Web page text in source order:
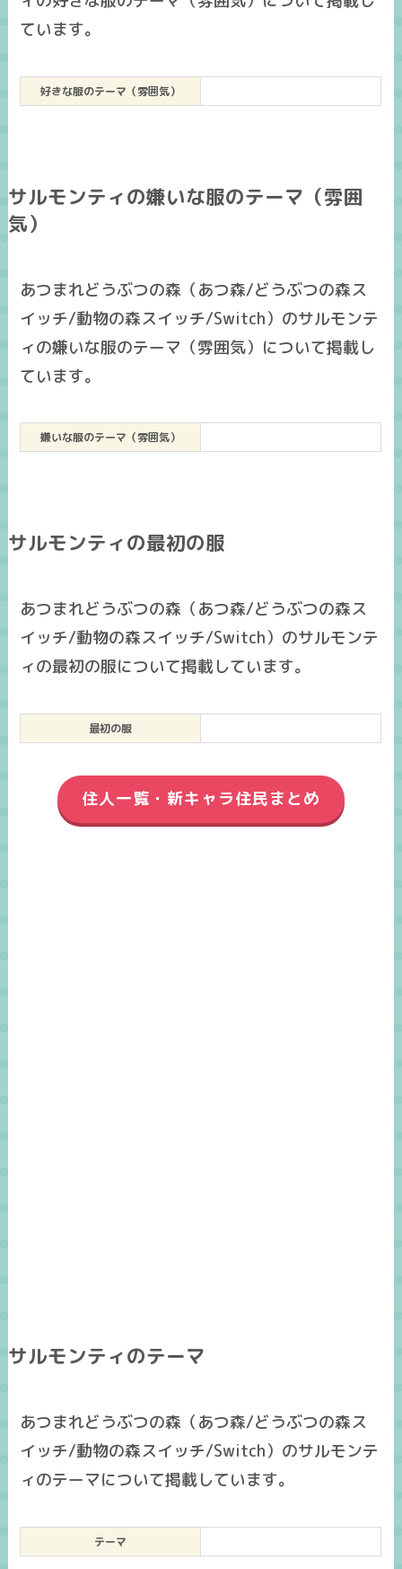
ています。
好きな服のテーマ（雰囲気）
サルモンティの嫌いな服のテーマ（雰囲
気）
あつまれどうぶつの森（あつ森/どうぶつの森ス
イッチ/動物の森スイッチ/Switch）のサルモンテ
ィの嫌いな服のテーマ（雰囲気）について掲載し
ています。
嫌いな服のテーマ（雰囲気）
サルモンティの最初の服
あつまれどうぶつの森（あつ森/どうぶつの森ス
イッチ/動物の森スイッチ/Switch）のサルモンテ
ィの最初の服について掲載しています。
最初の服
住人一覧・新キャラ住民まとめ
サルモンティのテーマ
あつまれどうぶつの森（あつ森/どうぶつの森ス
イッチ/動物の森スイッチ/Switch）のサルモンテ
ィのテーマについて掲載しています。
テーマ